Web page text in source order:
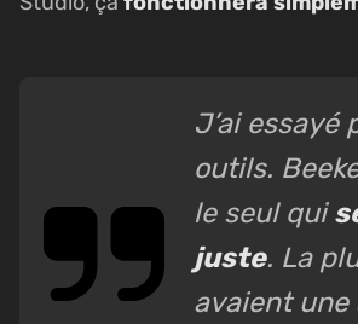
J’ai essayé
outils.
le seul qui
juste. La
avaient une